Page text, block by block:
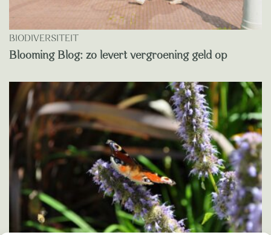
BIODIVERSITEIT
Blooming Blog: zo levert vergroening geld op